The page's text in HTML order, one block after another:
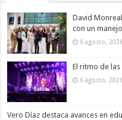
David
con un
6 agosto,
El ritmo de
6 agosto,
Vero Díaz destaca avances en